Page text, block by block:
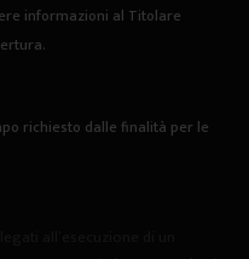
informazioni al Titolare
richiesto dalle finalità per le